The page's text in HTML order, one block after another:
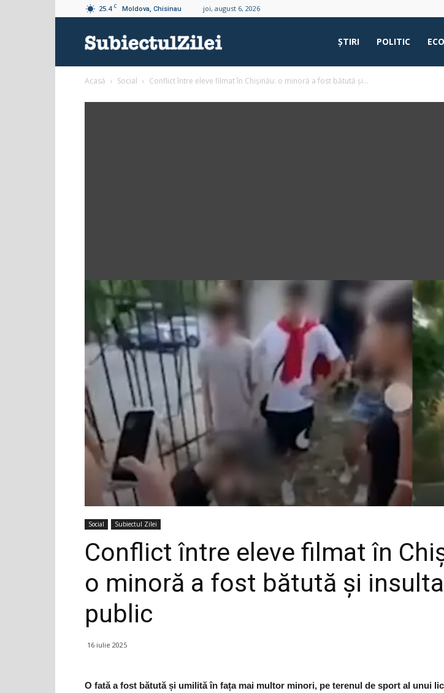
25.4 C Moldova, Chisinau joi, august 6, 2026
ŞTIRI POLITIC
Acasă Social Conflict între eleve filmat în Chișinău: o minoră a fost bătută și...
Social Subiectul Zilei
Conflict între eleve filmat în
o minoră a fost bătută și
public
16 iulie 2025
O fată a fost bătută și umilită în fața mai multor minori, pe terenul de sport al unui